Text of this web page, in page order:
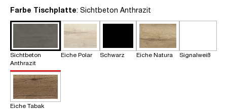
Farbe Tischplatteauswählen
: Sichtbeton Anthrazit
Sichtbeton
Anthrazit
Eiche Polar Schwarz Eiche Natura Signalweiß
Eiche Tabak